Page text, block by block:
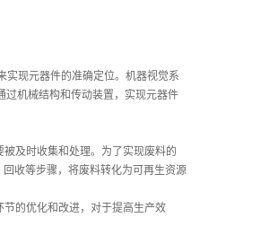
现元器件的准确定位。机器视觉系
过机械结构和传动装置，实现元器件
及时收集和处理。为了实现废料的
收等步骤，将废料转化为可再生资源
的优化和改进，对于提高生产效